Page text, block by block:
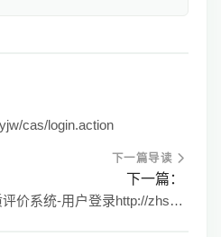
cas/login.action
下一篇导读
下一篇：
西宁市初中学生综合素质评价系统-用户登录http://zhsz.xnedu.cn/